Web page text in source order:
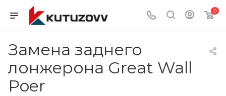
0
Замена заднего
лонжерона Great Wall
Poer